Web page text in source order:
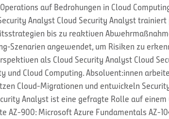
auf Bedrohungen in Cloud
Analyst Cloud Security Analyst
bis zu reaktiven
Szenarien angewendet, um Risiken zu
als Cloud Security Analyst Cloud
und Cloud Computing. Absolvent:innen
Cloud-Migrationen und entwickeln
Analyst ist eine gefragte Rolle auf
AZ-900: Microsoft Azure Fundamentals AZ-